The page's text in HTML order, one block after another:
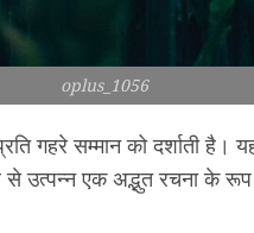
oplus_1056
गहरे सम्मान को दर्शाती
उत्पन्न एक अद्भुत रचना के